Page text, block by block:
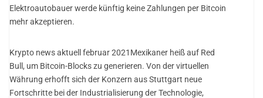
Elektroautobauer werde künftig keine Zahlungen per Bitcoin
mehr akzeptieren.
Krypto news aktuell februar 2021Mexikaner heiß auf Red
Bull, um Bitcoin-Blocks zu generieren. Von der virtuellen
Währung erhofft sich der Konzern aus Stuttgart neue
Fortschritte bei der Industrialisierung der Technologie,